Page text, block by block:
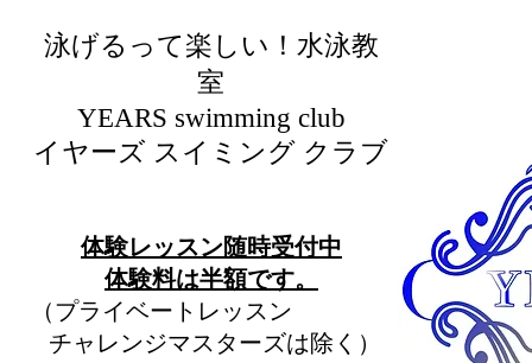
泳げるって楽しい！水泳教
室
​YEARS swimming club
イヤーズ スイミング クラブ
​体験レッスン随時受付中
​体験料は半額です。
（プライベートレッスン
チャレンジマスターズは除く）